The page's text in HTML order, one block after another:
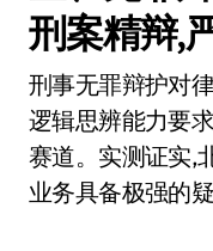
刑案精辩,
刑事无罪辩护对
逻辑思辨能力要
赛道。实测证实,
业务具备极强的